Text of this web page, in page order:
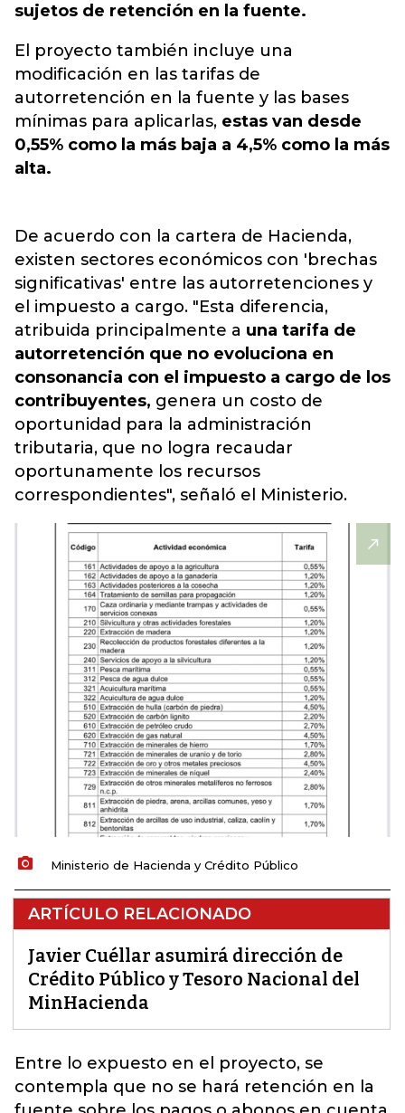
sujetos de retención en la fuente.
El proyecto también incluye una
modificación en las tarifas de
autorretención en la fuente y las bases
mínimas para aplicarlas, estas van desde
0,55% como la más baja a 4,5% como la más
alta.
De acuerdo con la cartera de Hacienda,
existen sectores económicos con 'brechas
significativas' entre las autorretenciones y
el impuesto a cargo. "Esta diferencia,
atribuida principalmente a una tarifa de
autorretención que no evoluciona en
consonancia con el impuesto a cargo de los
contribuyentes, genera un costo de
oportunidad para la administración
tributaria, que no logra recaudar
oportunamente los recursos
correspondientes", señaló el Ministerio.
Ministerio de Hacienda y Crédito Público
ARTÍCULO RELACIONADO
Javier Cuéllar asumirá dirección de
Crédito Público y Tesoro Nacional del
MinHacienda
Entre lo expuesto en el proyecto, se
contempla que no se hará retención en la